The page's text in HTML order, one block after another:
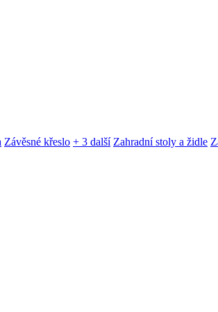
Závěsné křeslo + 3 další Zahradní stoly a židle